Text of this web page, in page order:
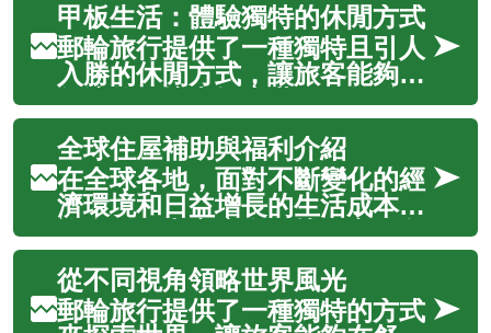
甲板生活：體驗獨特的休閒方式
郵輪旅行提供了一種獨特且引人
入勝的休閒方式，讓旅客能夠在
舒適的環境中探索世界。從登船
的那一刻起，您就能體驗到一種
與陸地旅行截然不同的自由與放
鬆。郵輪不僅是交通工具，更是
一個移動的度假村，集結了美
食、娛樂、文化體驗和壯麗的海
景，為各年齡...
全球住屋補助與福利介紹
在全球各地，面對不斷變化的經
濟環境和日益增長的生活成本，
許多個人和家庭在尋找穩定且負
擔得起的居住環境時面臨挑戰。
為了解決這些問題，世界各國政
府和非營利組織紛紛推出了各類
從不同視角領略世界風光
郵輪旅行提供了一種獨特的方式